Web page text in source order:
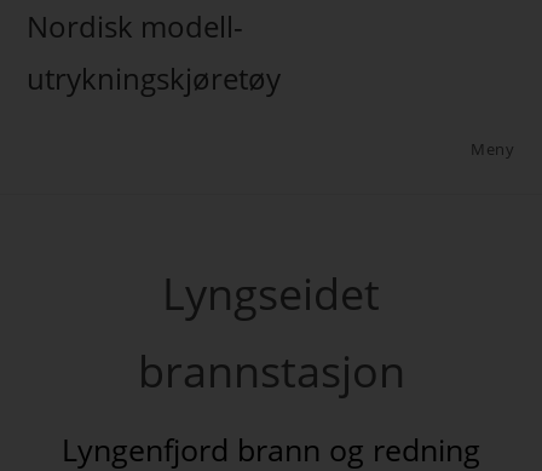
Nordisk modell-
utrykningskjøretøy
Meny
Lyngseidet
brannstasjon
Lyngenfjord brann og redning